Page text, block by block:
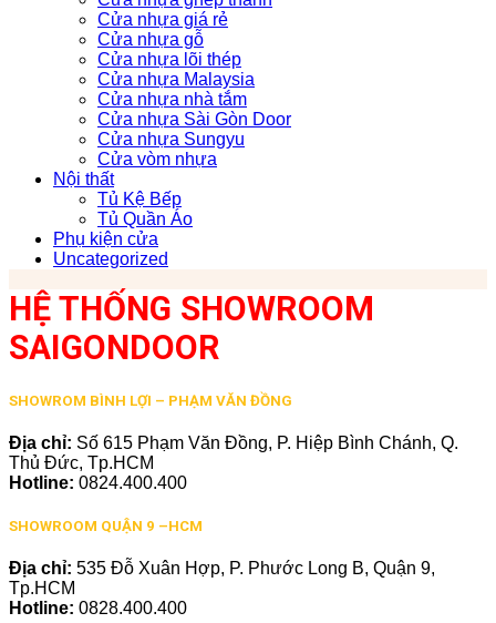
Cửa nhựa giá rẻ
Cửa nhựa gỗ
Cửa nhựa lõi thép
Cửa nhựa Malaysia
Cửa nhựa nhà tắm
Cửa nhựa Sài Gòn Door
Cửa nhựa Sungyu
Cửa vòm nhựa
Nội thất
Tủ Kệ Bếp
Tủ Quần Áo
Phụ kiện cửa
Uncategorized
HỆ THỐNG SHOWROOM
SAIGONDOOR
SHOWROM BÌNH LỢI – PHẠM VĂN ĐỒNG
Địa chỉ: Số 615 Phạm Văn Đồng, P. Hiệp Bình Chánh, Q.
Thủ Đức, Tp.HCM
Hotline: 0824.400.400
SHOWROOM QUẬN 9 –HCM
Địa chỉ: 535 Đỗ Xuân Hợp, P. Phước Long B, Quận 9,
Tp.HCM
Hotline: 0828.400.400